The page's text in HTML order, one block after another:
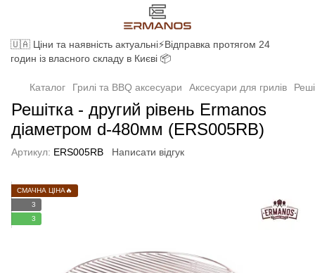
🇺🇦 Ціни та наявність актуальні⚡Відправка протягом 24
годин із власного складу в Києві 📦
Каталог Грилі та BBQ аксесуари Аксесуари для грилів
Решітка - другий рівень Ermanos
діаметром d-480мм (ERS005RB)
Артикул: ERS005RB Написати відгук
СМАЧНА ЦІНА🔥
3
3